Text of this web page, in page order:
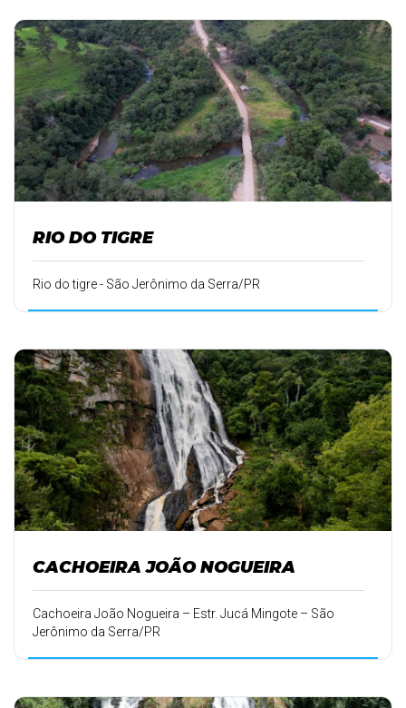
RIO DO TIGRE
Rio do tigre - São Jerônimo da Serra/PR
CACHOEIRA JOÃO NOGUEIRA
Cachoeira João Nogueira – Estr. Jucá Mingote – São
Jerônimo da Serra/PR